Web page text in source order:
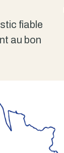
fiable
au bon